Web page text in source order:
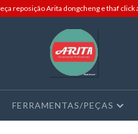
reposição Arita dongcheng e thaf click
FERRAMENTAS/PEÇAS